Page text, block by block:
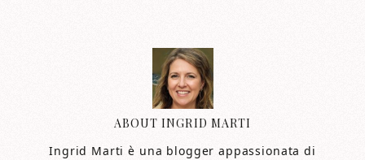
ABOUTINGRID MARTI
Ingrid Marti è una blogger appassionata di